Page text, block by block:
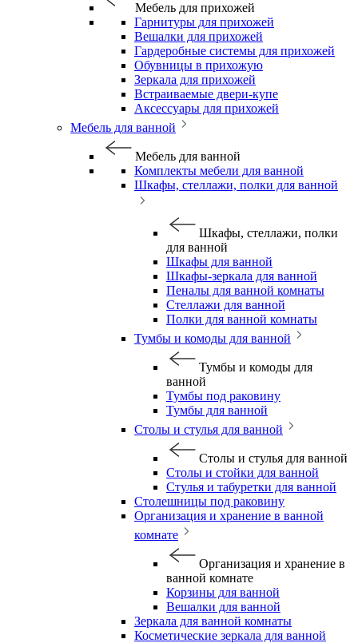
Мебель для прихожей
Гарнитуры для прихожей
Вешалки для прихожей
Гардеробные системы для прихожей
Обувницы в прихожую
Зеркала для прихожей
Встраиваемые двери-купе
Аксессуары для прихожей
Мебель для ванной
Мебель для ванной
Комплекты мебели для ванной
Шкафы, стеллажи, полки для ванной
Шкафы, стеллажи, полки
для ванной
Шкафы для ванной
Шкафы-зеркала для ванной
Пеналы для ванной комнаты
Стеллажи для ванной
Полки для ванной комнаты
Тумбы и комоды для ванной
Тумбы и комоды для
ванной
Тумбы под раковину
Тумбы для ванной
Столы и стулья для ванной
Столы и стулья для ванной
Столы и стойки для ванной
Стулья и табуретки для ванной
Столешницы под раковину
Организация и хранение в ванной
комнате
Организация и хранение в
ванной комнате
Корзины для ванной
Вешалки для ванной
Зеркала для ванной комнаты
Косметические зеркала для ванной